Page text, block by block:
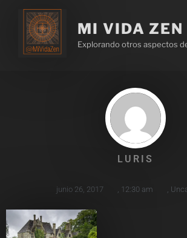
MI VIDA ZEN
Explorando otros aspectos
LURIS
junio 26, 2017 12:30 am